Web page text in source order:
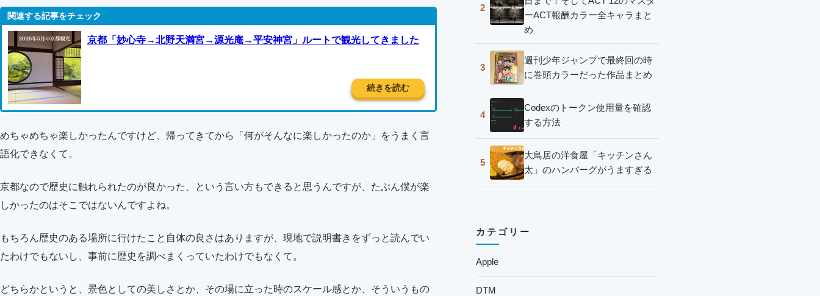
京都「妙心寺→北野天満宮→源光庵→平安神宮」ルートで観光してきました
続きを読む
めちゃめちゃ楽しかったんですけど、帰ってきてから「何がそんなに楽しかったのか」をうまく言
語化できなくて。
京都なので歴史に触れられたのが良かった、という言い方もできると思うんですが、たぶん僕が楽
しかったのはそこではないんですよね。
もちろん歴史のある場所に行けたこと自体の良さはありますが、現地で説明書きをずっと読んでい
たわけでもないし、事前に歴史を調べまくっていたわけでもなくて。
どちらかというと、景色としての美しさとか、その場に立った時のスケール感とか、そういうもの
2
ーACT報酬カラー全キャラまと
め
3
週刊少年ジャンプで最終回の時
に巻頭カラーだった作品まとめ
4
Codexのトークン使用量を確認
する方法
5
大鳥居の洋食屋「キッチンさん
太」のハンバーグがうますぎる
カテゴリー
Apple
DTM